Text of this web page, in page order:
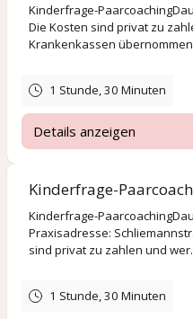
Kinderfrage-
Die Kosten sind privat zu
Krankenkassen
1 Stunde, 30 Minuten
Details anzeigen
Kinderfrage-
Kinderfrage-
Praxisadresse:
sind privat zu zahlen und
1 Stunde, 30 Minuten